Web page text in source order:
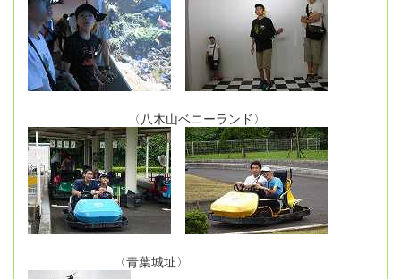
〈八木山ベニーランド〉
〈青葉城址〉